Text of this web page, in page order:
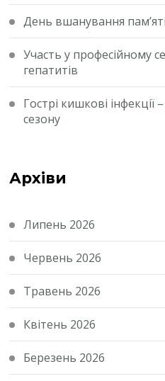
День вшанування
Участь у професійному
гепатитів
Гострі кишкові інфекції
сезону
Архіви
Липень 2026
Червень 2026
Травень 2026
Квітень 2026
Березень 2026